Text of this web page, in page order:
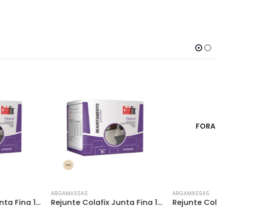
Rejunte Colafix Junta Fina 1kg – Palha
FORA DE ESTOQUE
Rejunte Colafix Acrilico 1,3kg – Branca